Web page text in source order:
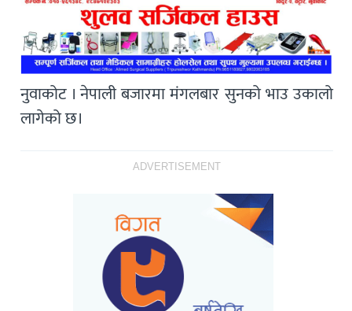
नुवाकोट । नेपाली बजारमा मंगलबार सुनको भाउ उकालो
लागेको छ।
ADVERTISEMENT